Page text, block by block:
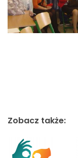
Zobacz także: